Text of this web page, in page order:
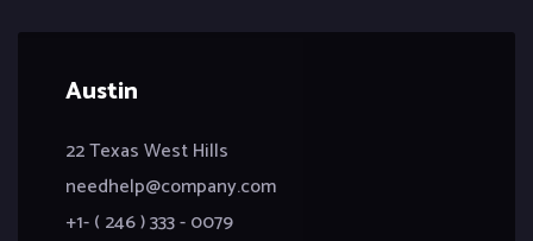
Austin
22 Texas West Hills
needhelp@company.com
+1- ( 246 ) 333 - 0079